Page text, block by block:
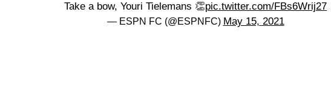
Take a bow, Youri Tielemans 👏pic.twitter.com/FBs6Wrij27
— ESPN FC (@ESPNFC) May 15, 2021